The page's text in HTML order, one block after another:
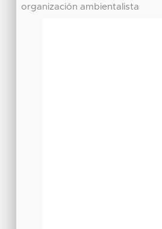
organización ambientalista